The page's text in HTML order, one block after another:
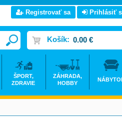
Registrovať sa Prihlásiť
Košík: 0.00 €
ŠPORT,
ZDRAVIE
ZÁHRADA,
HOBBY